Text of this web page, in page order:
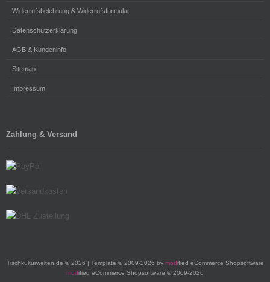
Widerrufsbelehrung & Widerrufsformular
Datenschutzerklärung
AGB & Kundeninfo
Sitemap
Impressum
Zahlung & Versand
Tischkulturwelten.de © 2026 | Template © 2009-2026 by modified eCommerce Shopsoftware
modified eCommerce Shopsoftware © 2009-2026